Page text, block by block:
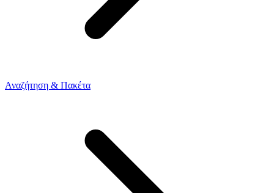
Αναζήτηση & Πακέτα